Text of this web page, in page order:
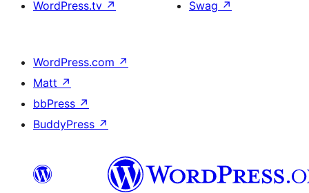
WordPress.tv ↗
Swag ↗
WordPress.com ↗
Matt ↗
bbPress ↗
BuddyPress ↗